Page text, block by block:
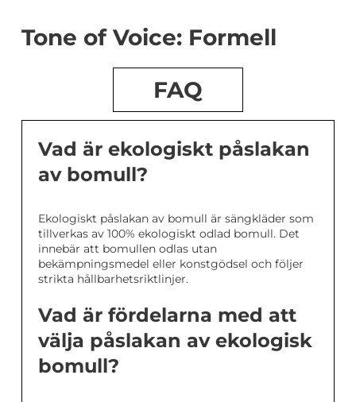
Tone of Voice: Formell
FAQ
Vad är ekologiskt påslakan
av bomull?
Ekologiskt påslakan av bomull är sängkläder som
tillverkas av 100% ekologiskt odlad bomull. Det
innebär att bomullen odlas utan
bekämpningsmedel eller konstgödsel och följer
strikta hållbarhetsriktlinjer.
Vad är fördelarna med att
välja påslakan av ekologisk
bomull?